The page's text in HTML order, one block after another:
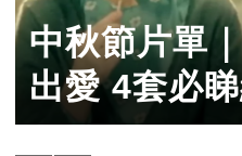
中秋節片單
出愛 4套必